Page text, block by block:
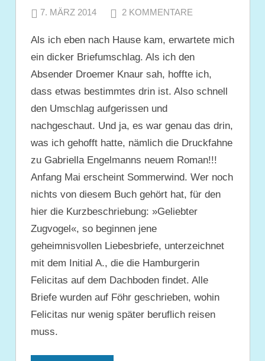
7. MÄRZ 2014 JULIA
2 KOMMENTARE
Als ich eben nach Hause kam, erwartete mich
ein dicker Briefumschlag. Als ich den
Absender Droemer Knaur sah, hoffte ich,
dass etwas bestimmtes drin ist. Also schnell
den Umschlag aufgerissen und
nachgeschaut. Und ja, es war genau das drin,
was ich gehofft hatte, nämlich die Druckfahne
zu Gabriella Engelmanns neuem Roman!!!
Anfang Mai erscheint Sommerwind. Wer noch
nichts von diesem Buch gehört hat, für den
hier die Kurzbeschriebung: »Geliebter
Zugvogel«, so beginnen jene
geheimnisvollen Liebesbriefe, unterzeichnet
mit dem Initial A., die die Hamburgerin
Felicitas auf dem Dachboden findet. Alle
Briefe wurden auf Föhr geschrieben, wohin
Felicitas nur wenig später beruflich reisen
muss.